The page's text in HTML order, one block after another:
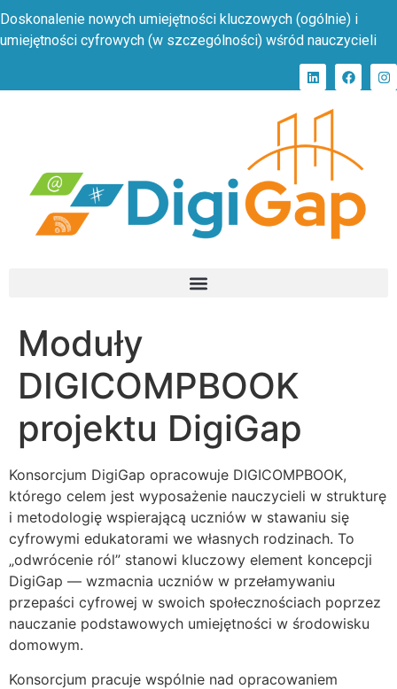
Doskonalenie nowych umiejętności kluczowych (ogólnie) i
umiejętności cyfrowych (w szczególności) wśród nauczycieli
Moduły
DIGICOMPBOOK
projektu DigiGap
Konsorcjum DigiGap opracowuje DIGICOMPBOOK,
którego celem jest wyposażenie nauczycieli w strukturę
i metodologię wspierającą uczniów w stawaniu się
cyfrowymi edukatorami we własnych rodzinach. To
„odwrócenie ról” stanowi kluczowy element koncepcji
DigiGap — wzmacnia uczniów w przełamywaniu
przepaści cyfrowej w swoich społecznościach poprzez
nauczanie podstawowych umiejętności w środowisku
domowym.
Konsorcjum pracuje wspólnie nad opracowaniem